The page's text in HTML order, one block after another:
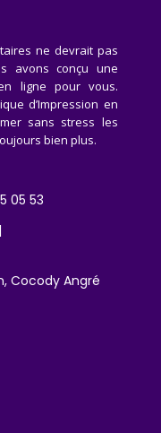
ne devrait pas
avons conçu une
ligne pour vous.
d’Impression en
sans stress les
bien plus.
05 53
Cocody Angré